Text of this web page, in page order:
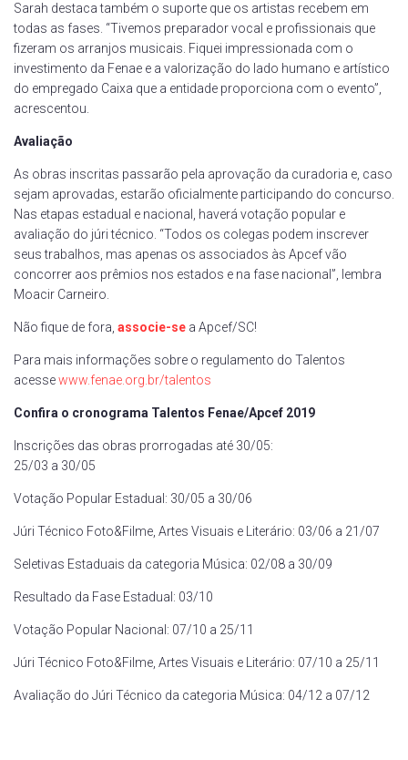
Sarah destaca também o suporte que os artistas recebem em
todas as fases. “Tivemos preparador vocal e profissionais que
fizeram os arranjos musicais. Fiquei impressionada com o
investimento da Fenae e a valorização do lado humano e artístico
do empregado Caixa que a entidade proporciona com o evento”,
acrescentou.
Avaliação
As obras inscritas passarão pela aprovação da curadoria e, caso
sejam aprovadas, estarão oficialmente participando do concurso.
Nas etapas estadual e nacional, haverá votação popular e
avaliação do júri técnico. “Todos os colegas podem inscrever
seus trabalhos, mas apenas os associados às Apcef vão
concorrer aos prêmios nos estados e na fase nacional”, lembra
Moacir Carneiro.
Não fique de fora, associe-se a Apcef/SC!
Para mais informações sobre o regulamento do Talentos
acessewww.fenae.org.br/talentos
Confira o cronograma Talentos Fenae/Apcef 2019
Inscrições das obras prorrogadas até 30/05:
25/03 a 30/05
Votação Popular Estadual: 30/05 a 30/06
Júri Técnico Foto&Filme, Artes Visuais e Literário: 03/06 a 21/07
Seletivas Estaduais da categoria Música: 02/08 a 30/09
Resultado da Fase Estadual: 03/10
Votação Popular Nacional: 07/10 a 25/11
Júri Técnico Foto&Filme, Artes Visuais e Literário: 07/10 a 25/11
Avaliação do Júri Técnico da categoria Música: 04/12 a 07/12